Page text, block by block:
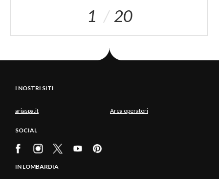
1 20
I NOSTRI SITI
ariaspa.it Area operatori
SOCIAL
IN LOMBARDIA